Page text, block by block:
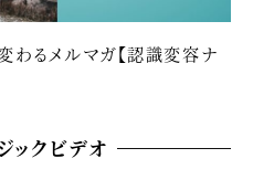
わるメルマガ【認識変容ナ
ックビデオ